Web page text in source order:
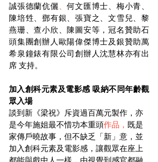
誠張德蘭伉儷、何文匯博士、梅小青、
陳培甡、鄧有銀、張寶之、文雪兒、黎
燕珊、查小欣、陳圖安等，冠名贊助石
頭集團創辦人歐陽偉傑博士及銀贊助萬
希泉鐘錶有限公司創辦人沈慧林亦有出
席 支持。
加入創科元素及電影感 吸納不同年齡觀
眾入場
談到新《梁祝》斥資過百萬元製作，亦
是今年施姐最不惜功本重頭作品， 既是
家傳戶曉故事，但不缺乏「新」意，並
加入創科元素及電影感，讓觀眾在座上